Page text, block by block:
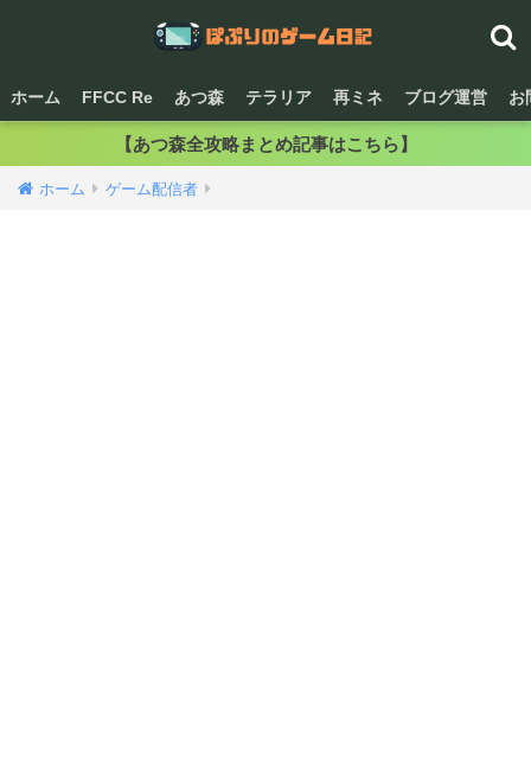
ホーム FFCC Re あつ森 テラリア 再ミネ ブログ運営 お
【あつ森全攻略まとめ記事はこちら】
ホーム ゲーム配信者